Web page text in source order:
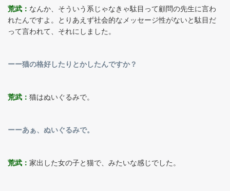
荒武： なんか、そういう系じゃなきゃ駄目って顧問の先生に言わ
れたんですよ。とりあえず社会的なメッセージ性がないと駄目だ
って言われて、それにしました。
ーー猫の格好したりとかしたんですか？
荒武： 猫はぬいぐるみで。
ーーあぁ、ぬいぐるみで。
荒武： 家出した女の子と猫で、みたいな感じでした。